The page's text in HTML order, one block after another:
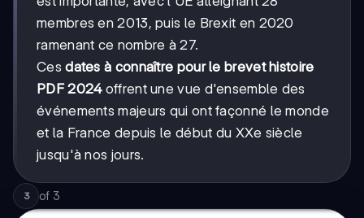
membres en 2013, puis le Brexit en 2020
ramenant ce nombre à 27.
Cesdates à connaître pour le brevet histoire
PDF 2024offrent une vue d'ensemble des
événements majeurs qui ont façonné le monde
et la France depuis le début du XXe siècle
jusqu'à nos jours.
3 of 3